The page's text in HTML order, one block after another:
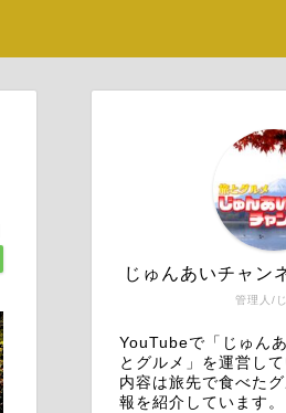
管理人/
じゅんあいチャン
YouTubeで「じゅん
とグルメ」を運営し
内容は旅先で食べた
報を紹介しています